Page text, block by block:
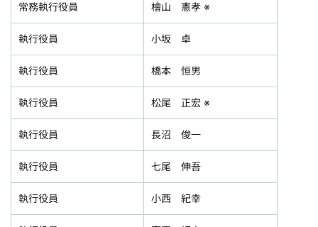
常務執行役員 檜山 憲孝 ※
執行役員 小坂 卓
執行役員 橋本 恒男
執行役員 松尾 正宏 ※
執行役員 長沼 俊一
執行役員 七尾 伸吾
執行役員 小西 紀幸